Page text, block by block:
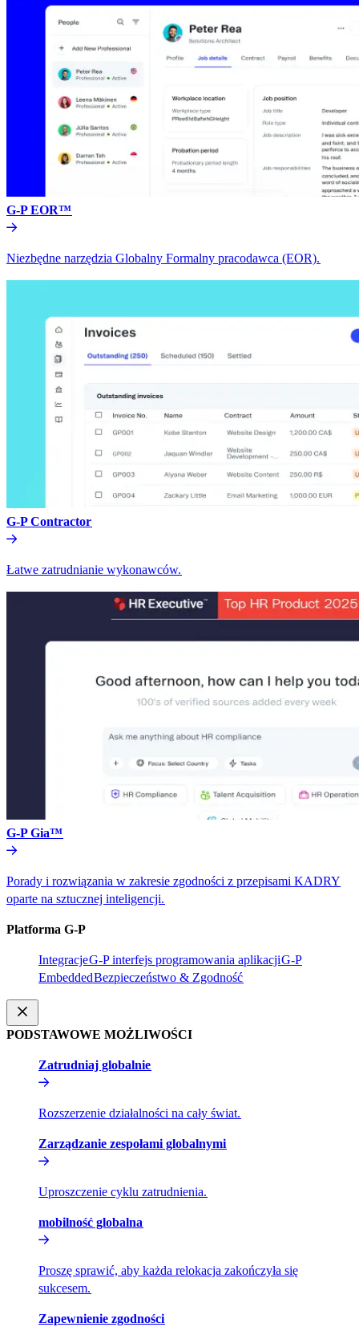
G-P EOR™​​
Niezbędne narzędzia Globalny Formalny pracodawca (EOR).​​
G-P Contractor​​
Łatwe zatrudnianie wykonawców.​​
G-P Gia™​​
Porady i rozwiązania w zakresie zgodności z przepisami KADRY
oparte na sztucznej inteligencji.​​
Platforma G-P​​
Integracje​​G-P interfejs programowania aplikacji​​G-P
Embedded​​Bezpieczeństwo & Zgodność​​
PODSTAWOWE MOŻLIWOŚCI​​
Zatrudniaj globalnie​​
Rozszerzenie działalności na cały świat.​​
Zarządzanie zespołami globalnymi​​
Uproszczenie cyklu zatrudnienia.​​
mobilność globalna​​
Proszę sprawić, aby każda relokacja zakończyła się
sukcesem.​​
Zapewnienie zgodności​​